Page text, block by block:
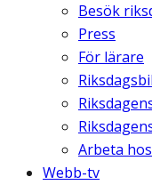
Besök
Press
För lärare
Arbeta
Webb-tv